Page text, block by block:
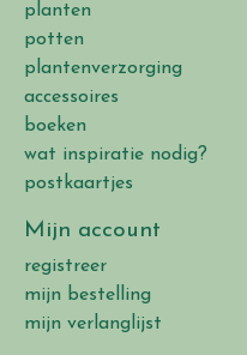
planten
potten
plantenverzorging
accessoires
boeken
wat inspiratie nodig?
postkaartjes
Mijn account
registreer
mijn bestelling
mijn verlanglijst